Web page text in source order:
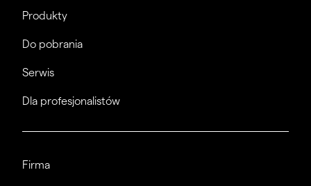
Produkty
Do pobrania
Serwis
Dla profesjonalistów
Firma